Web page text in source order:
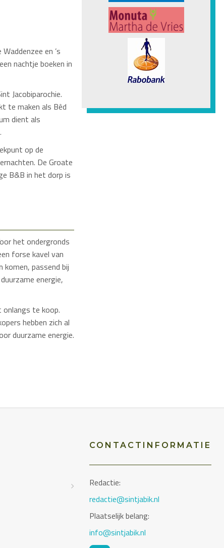
en ’s
nachtje boeken in
Jacobiparochie.
te maken als Bêd
dient als
op de
De Groate
B&B in het dorp is
het ondergronds
forse kavel van
komen, passend bij
energie,
onlangs te koop.
hebben zich al
duurzame energie.
CONTACTINFORMATIE
Redactie:
redactie@sintjabik.nl
Plaatselijk belang:
info@sintjabik.nl